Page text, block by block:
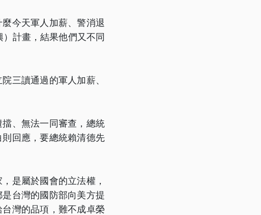
今天軍人加薪、警消退
計畫，結果他們又不同
三讀通過的軍人加薪、
、無法一同審查，總統
回應，要總統賴清德先
是屬於國會的立法權，
台灣的國防部向美方提
灣的品項，難不成卓榮